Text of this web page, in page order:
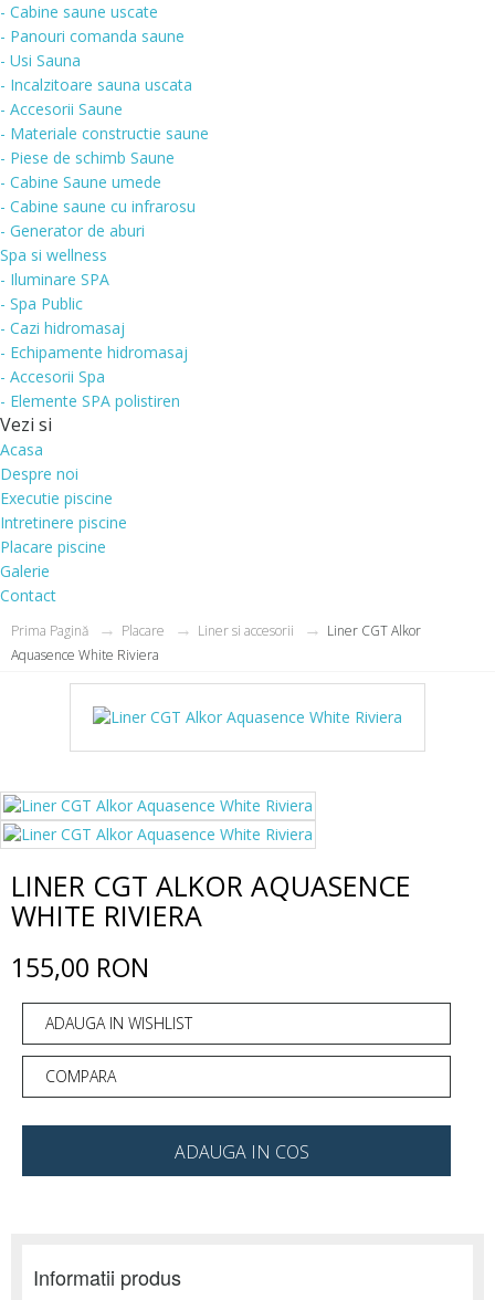
- Cabine saune uscate
- Panouri comanda saune
- Usi Sauna
- Incalzitoare sauna uscata
- Accesorii Saune
- Materiale constructie saune
- Piese de schimb Saune
- Cabine Saune umede
- Cabine saune cu infrarosu
- Generator de aburi
Spa si wellness
- Iluminare SPA
- Spa Public
- Cazi hidromasaj
- Echipamente hidromasaj
- Accesorii Spa
- Elemente SPA polistiren
Vezi si
Acasa
Despre noi
Executie piscine
Intretinere piscine
Placare piscine
Galerie
Contact
Prima Pagină Placare Liner si accesorii
Liner CGT Alkor
Aquasence White Riviera
LINER CGT ALKOR AQUASENCE
WHITE RIVIERA
155,00 RON
ADAUGA IN WISHLIST
COMPARA
ADAUGA IN COS
Informatii produs